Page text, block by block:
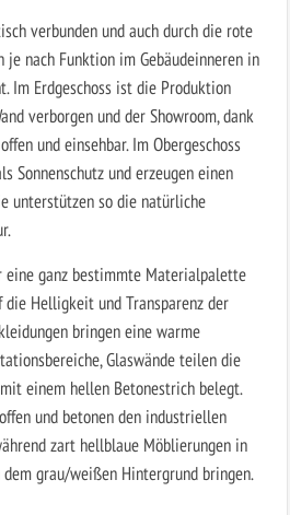
verbunden und auch durch die rote
nach Funktion im Gebäudeinneren in
Im Erdgeschoss ist die Produktion
verborgen und der Showroom, dank
und einsehbar. Im Obergeschoss
Sonnenschutz und erzeugen einen
unterstützen so die natürliche
eine ganz bestimmte Materialpalette
Helligkeit und Transparenz der
bringen eine warme
Glaswände teilen die
einem hellen Betonestrich belegt.
und betonen den industriellen
zart hellblaue Möblierungen in
grau/weißen Hintergrund bringen.